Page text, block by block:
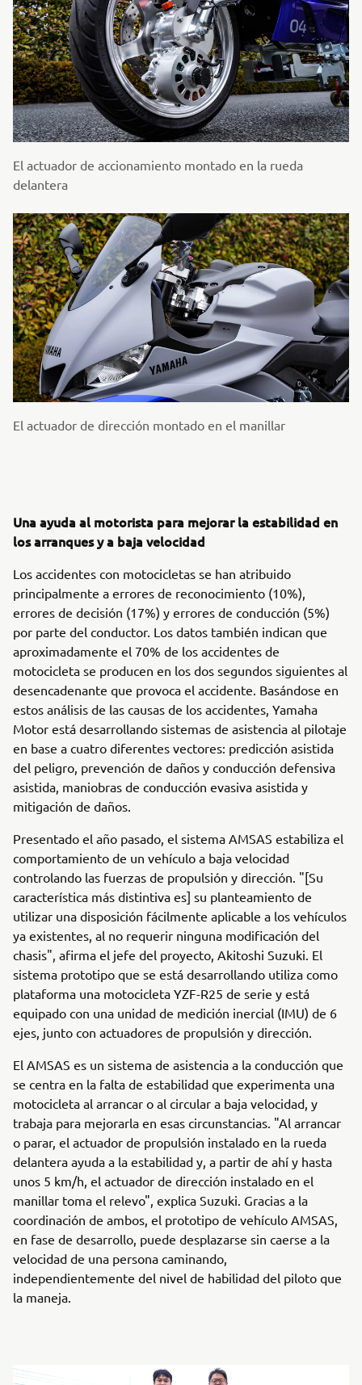
El actuador de accionamiento montado en la rueda
delantera
El actuador de dirección montado en el manillar
Una ayuda al motorista para mejorar la estabilidad en
los arranques y a baja velocidad
Los accidentes con motocicletas se han atribuido
principalmente a errores de reconocimiento (10%),
errores de decisión (17%) y errores de conducción (5%)
por parte del conductor. Los datos también indican que
aproximadamente el 70% de los accidentes de
motocicleta se producen en los dos segundos siguientes al
desencadenante que provoca el accidente. Basándose en
estos análisis de las causas de los accidentes, Yamaha
Motor está desarrollando sistemas de asistencia al pilotaje
en base a cuatro diferentes vectores: predicción asistida
del peligro, prevención de daños y conducción defensiva
asistida, maniobras de conducción evasiva asistida y
mitigación de daños.
Presentado el año pasado, el sistema AMSAS estabiliza el
comportamiento de un vehículo a baja velocidad
controlando las fuerzas de propulsión y dirección. "[Su
característica más distintiva es] su planteamiento de
utilizar una disposición fácilmente aplicable a los vehículos
ya existentes, al no requerir ninguna modificación del
chasis", afirma el jefe del proyecto, Akitoshi Suzuki. El
sistema prototipo que se está desarrollando utiliza como
plataforma una motocicleta YZF-R25 de serie y está
equipado con una unidad de medición inercial (IMU) de 6
ejes, junto con actuadores de propulsión y dirección.
El AMSAS es un sistema de asistencia a la conducción que
se centra en la falta de estabilidad que experimenta una
motocicleta al arrancar o al circular a baja velocidad, y
trabaja para mejorarla en esas circunstancias. "Al arrancar
o parar, el actuador de propulsión instalado en la rueda
delantera ayuda a la estabilidad y, a partir de ahí y hasta
unos 5 km/h, el actuador de dirección instalado en el
manillar toma el relevo", explica Suzuki. Gracias a la
coordinación de ambos, el prototipo de vehículo AMSAS,
en fase de desarrollo, puede desplazarse sin caerse a la
velocidad de una persona caminando,
independientemente del nivel de habilidad del piloto que
la maneja.